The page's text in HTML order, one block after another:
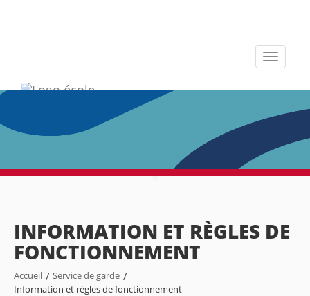
Toggle
INFORMATION ET RÈGLES DE
FONCTIONNEMENT
Accueil / Service de garde /
Information et règles de fonctionnement